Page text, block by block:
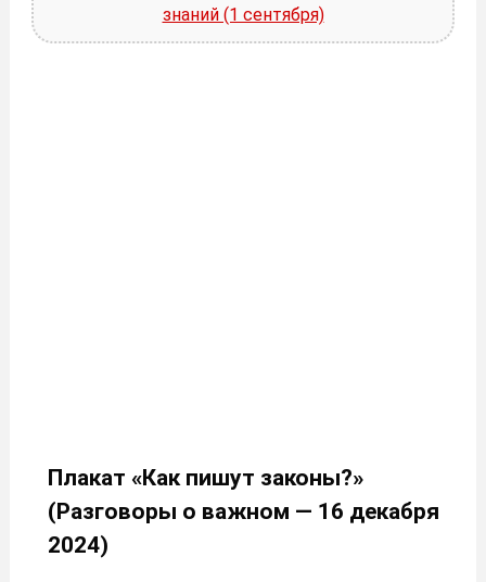
знаний (1 сентября)
Плакат «Как пишут законы?»
(Разговоры о важном — 16 декабря
2024)